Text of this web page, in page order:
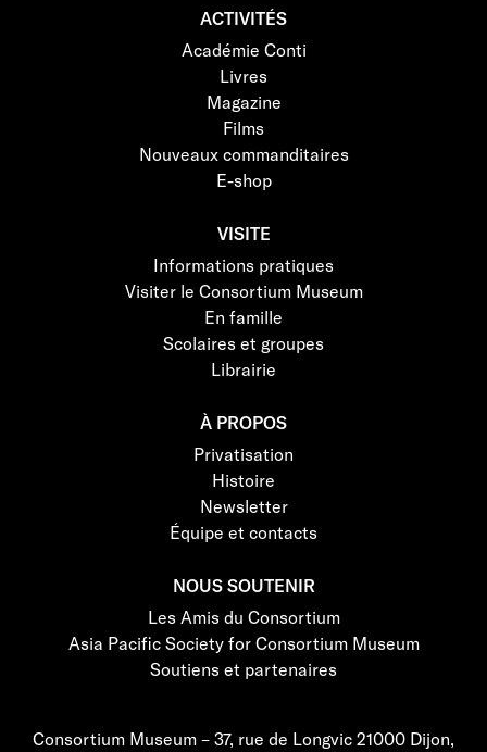
ACTIVITÉS
Académie Conti
Livres
Magazine
Films
Nouveaux commanditaires
E-shop
VISITE
Informations pratiques
Visiter le Consortium Museum
En famille
Scolaires et groupes
Librairie
À PROPOS
Privatisation
Histoire
Newsletter
Équipe et contacts
NOUS SOUTENIR
Les Amis du Consortium
Asia Pacific Society for Consortium Museum
Soutiens et partenaires
Consortium Museum – 37, rue de Longvic 21000 Dijon,